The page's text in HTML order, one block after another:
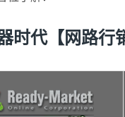
时代【网路行